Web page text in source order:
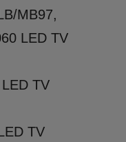
MB97,
LED TV
TV
TV